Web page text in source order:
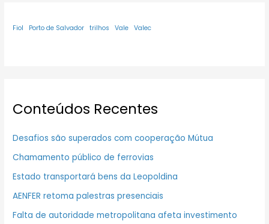
Fiol Porto de Salvador trilhos Vale Valec
Conteúdos Recentes
Desafios são superados com cooperação Mútua
Chamamento público de ferrovias
Estado transportará bens da Leopoldina
AENFER retoma palestras presenciais
Falta de autoridade metropolitana afeta investimento